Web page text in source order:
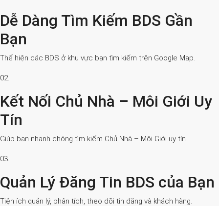
Dễ Dàng Tìm Kiếm BDS Gần
Bạn
Thể hiện các BDS ở khu vực bạn tìm kiếm trên Google Map.
02.
Kết Nối Chủ Nhà – Môi Giới Uy
Tín
Giúp bạn nhanh chóng tìm kiếm Chủ Nhà – Môi Giới uy tín.
03.
Quản Lý Đăng Tin BDS của Bạn
Tiện ích quản lý, phân tích, theo dõi tin đăng và khách hàng.